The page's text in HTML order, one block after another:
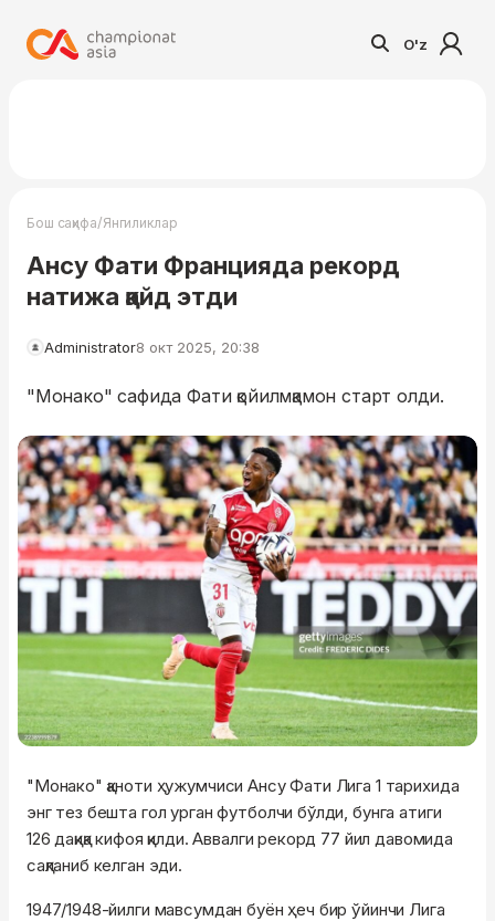
O'z
Бош саҳифа/Янгиликлар
Ансу Фати Францияда рекорд
натижа қайд этди
Administrator8 окт 2025, 20:38
"Монако" сафида Фати қойилмқамон старт олди.
"Монако" қаноти ҳужумчиси Ансу Фати Лига 1 тарихида
энг тез бешта гол урган футболчи бўлди, бунга атиги
126 дақиқа кифоя қилди. Аввалги рекорд 77 йил давомида
сақланиб келган эди.
1947/1948-йилги мавсумдан буён ҳеч бир ўйинчи Лига